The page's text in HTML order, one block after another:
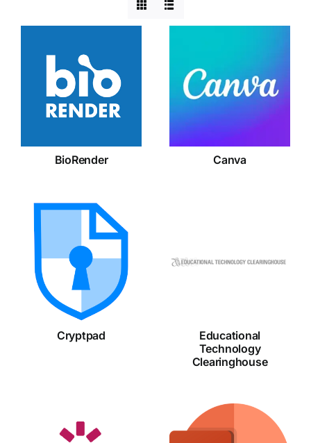
BioRender
BioRender
Canva
Canva
Cryptpad
Cryptpad
Technology
Educational
Technology
Clearinghouse